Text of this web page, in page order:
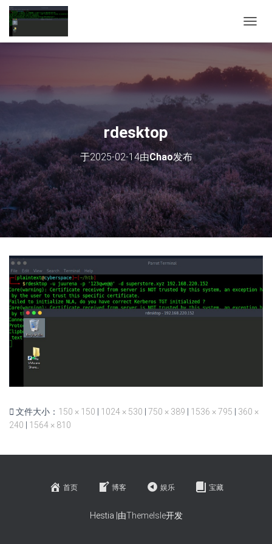
换
rdesktop
于2025-02-14由Chao发布
文件大小： 150 × 150 1024 × 530 750 × 389 1536 × 795
360 ×
240
1564 × 810
首页 博客 娱乐 宝藏
Hestia |由ThemeIsle开发